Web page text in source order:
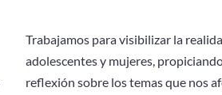
Trabajamos para visibilizar la
adolescentes y mujeres,
reflexión sobre los temas que nos